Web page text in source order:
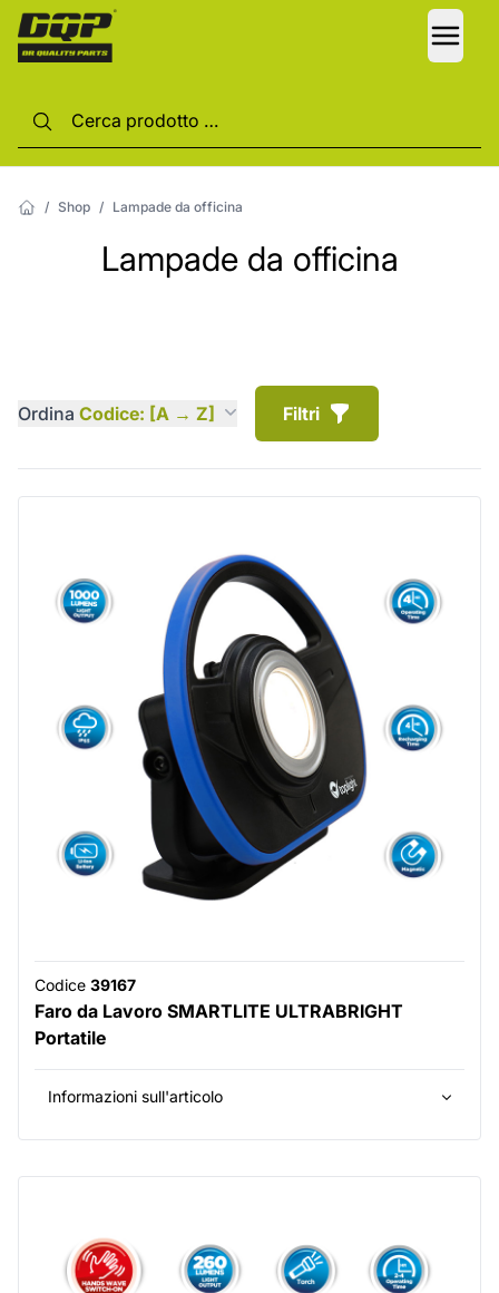
/ Shop / Lampade da officina
Lampade da officina
Ordina Codice: [A → Z] Filtri
Codice 39167
Faro da Lavoro SMARTLITE ULTRABRIGHT
Portatile
Informazioni sull'articolo